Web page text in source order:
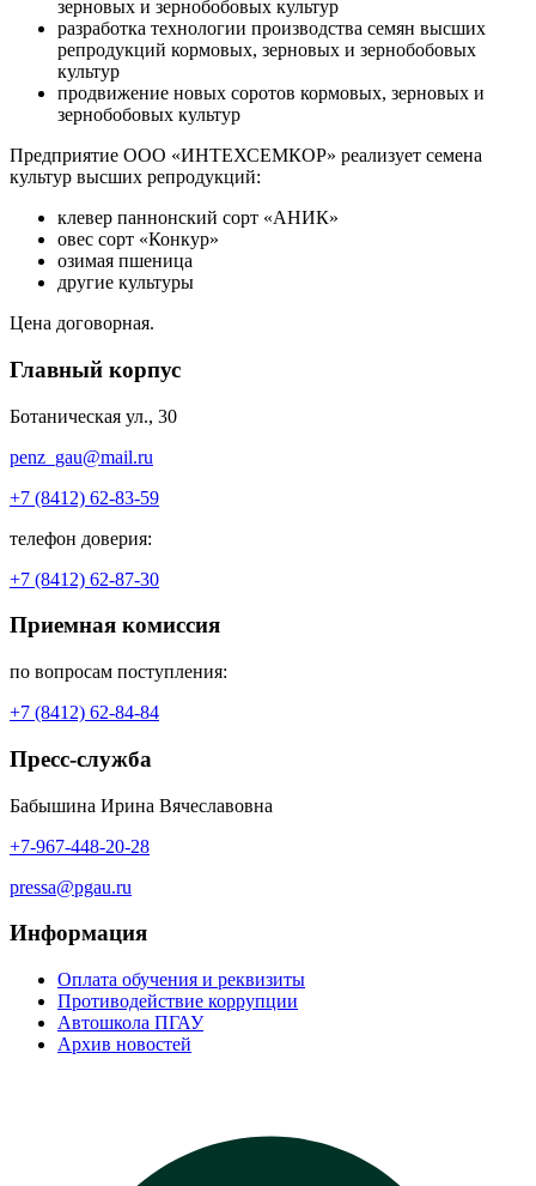
зерновых и зернобобовых культур
разработка технологии производства семян высших
репродукций кормовых, зерновых и зернобобовых
культур
продвижение новых соротов кормовых, зерновых и
зернобобовых культур
Предприятие ООО «ИНТЕХСЕМКОР» реализует семена
культур высших репродукций:
клевер паннонский сорт «АНИК»
овес сорт «Конкур»
озимая пшеница
другие культуры
Цена договорная.
Главный корпус
Ботаническая ул., 30
penz_gau@mail.ru
+7 (8412) 62-83-59
телефон доверия:
+7 (8412) 62-87-30
Приемная комиссия
по вопросам поступления:
+7 (8412) 62-84-84
Пресс-служба
Бабышина Ирина Вячеславовна
+7-967-448-20-28
pressa@pgau.ru
Информация
Оплата обучения и реквизиты
Противодействие коррупции
Автошкола ПГАУ
Архив новостей